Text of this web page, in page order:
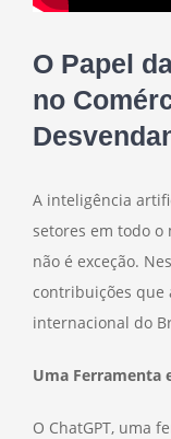
O Papel
no
A inteligência
setores em todo
não é exceção.
contribuições que
internacional do
Uma Ferramenta
O ChatGPT, uma